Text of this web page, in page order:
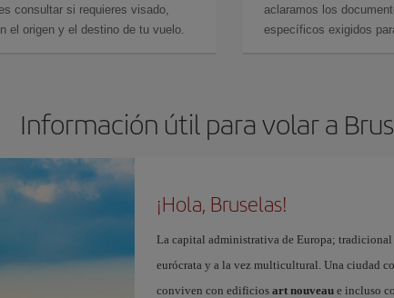
consultar si requieres visado,
el origen y el destino de tu vuelo.
aclaramos los
específicos exigidos
Información útil para volar a
¡Hola, Bruselas!
La capital administrativa de Europa;
eurócrata y a la vez multicultural. Una ciudad
conviven con edificios art nouveaue incluso